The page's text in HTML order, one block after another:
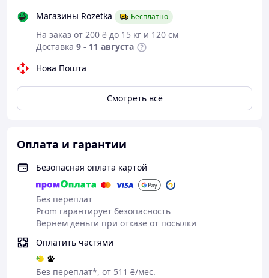
Магазины Rozetka
Бесплатно
На заказ от 200 ₴ до 15 кг и 120 см
Доставка 9 - 11 августа
Нова Пошта
Смотреть всё
Оплата и гарантии
Безопасная оплата картой
Без переплат
Prom гарантирует безопасность
Вернем деньги при отказе от посылки
Оплатить частями
Без переплат*, от 511 ₴/мес.